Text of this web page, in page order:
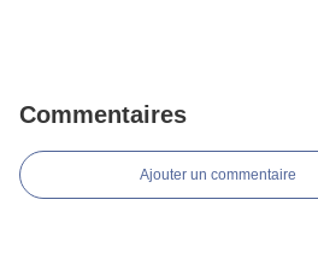
Commentaires
Ajouter un commentaire